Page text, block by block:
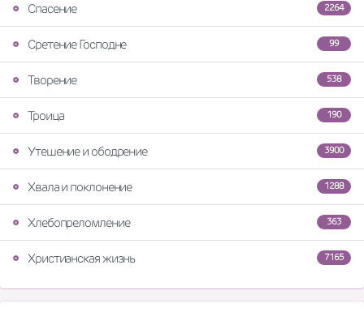
2264
Спасение
99
Сретение Господне
538
Творение
190
Троица
3900
Утешение и ободрение
1288
Хвала и поклонение
363
Хлебопреломление
7165
Христианская жизнь